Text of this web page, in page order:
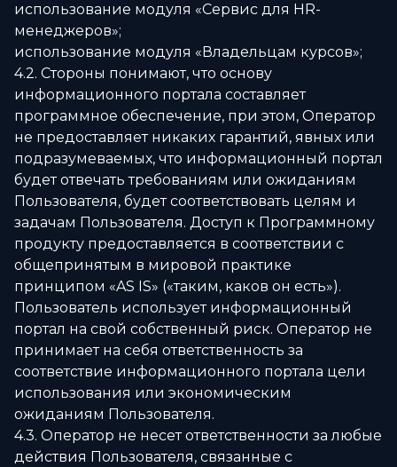
использование модуля «Сервис для HR-
менеджеров»;
использование модуля «Владельцам курсов»;
4.2. Стороны понимают, что основу
информационного портала составляет
программное обеспечение, при этом, Оператор
не предоставляет никаких гарантий, явных или
подразумеваемых, что информационный портал
будет отвечать требованиям или ожиданиям
Пользователя, будет соответствовать целям и
задачам Пользователя. Доступ к Программному
продукту предоставляется в соответствии с
общепринятым в мировой практике
принципом «AS IS» («таким, каков он есть»).
Пользователь использует информационный
портал на свой собственный риск. Оператор не
принимает на себя ответственность за
соответствие информационного портала цели
использования или экономическим
ожиданиям Пользователя.
4.3. Оператор не несет ответственности за любые
действия Пользователя, связанные с